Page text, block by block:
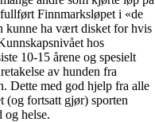
Finnmarksløpet i «de
kunne ha vært disket for hvis
hos
10-15 årene og spesielt
av hunden fra
Dette med god hjelp fra alle
(og fortsatt gjør) sporten
og helse.